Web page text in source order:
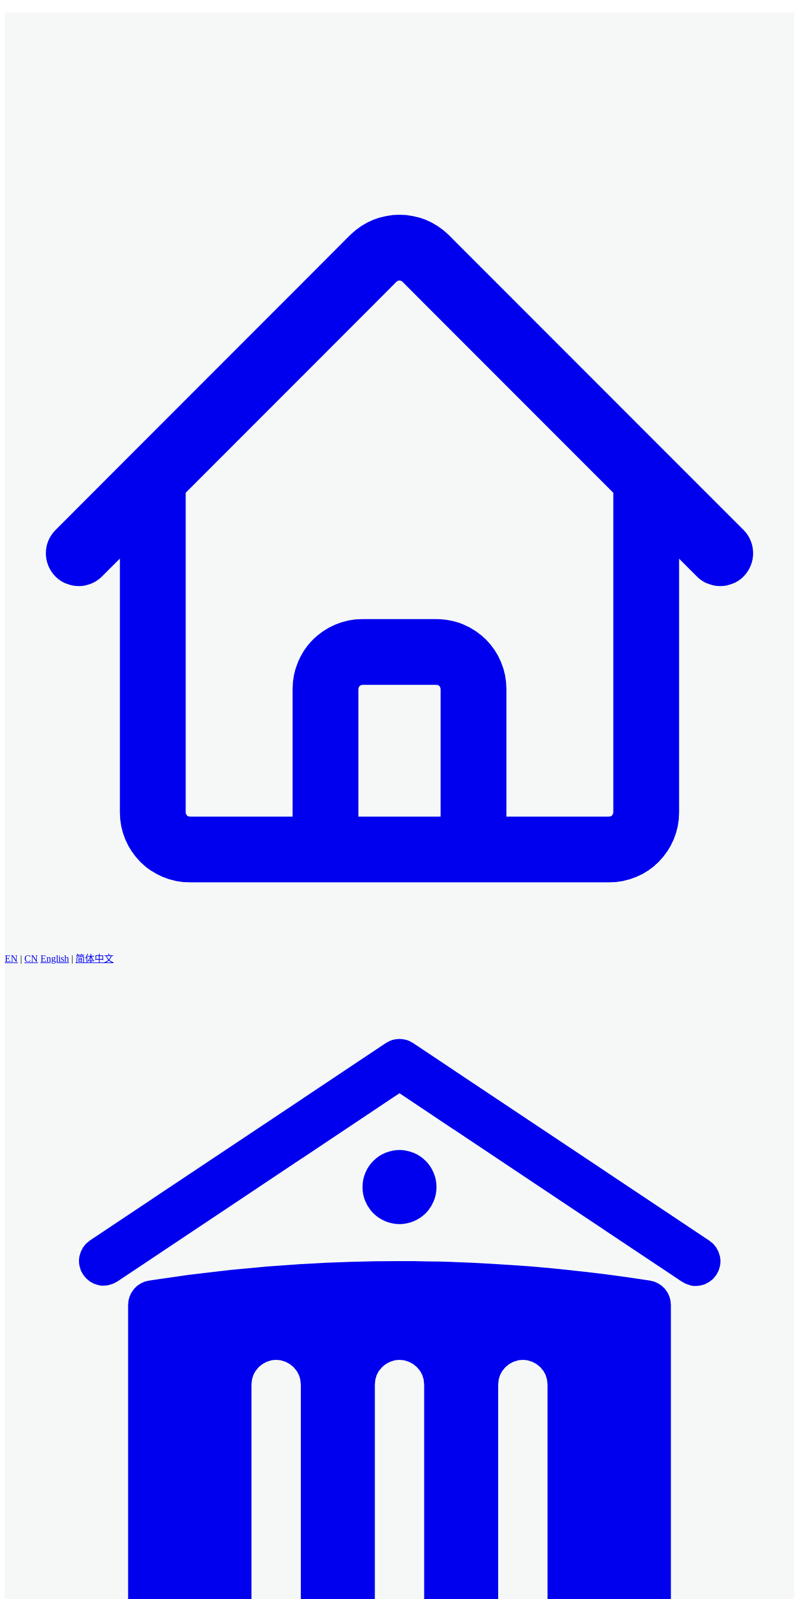
EN | CN English | 简体中文